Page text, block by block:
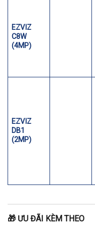
EZVIZ
C8W
(4MP)
EZVIZ
DB1
(2MP)
🎁 ƯU ĐÃI KÈM THEO